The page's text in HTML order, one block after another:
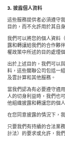
3. 披露個人資料
這些服務提供者必須遵守
目的，而不允許用於其自
我們可以將您的個人資料
露和轉讓給我們的合作夥
權政策中所述的目的處理
出於上述目的，我們可以
料，這些關聯公司包括一
及雲計算和其他服務。
當我們認為有必要遵守適
人的切身利益時，我們也
他組織披露和轉讓您的個
在您同意披露的情況下，
只要我們有持續的合法業
計法）的要求或允許，我